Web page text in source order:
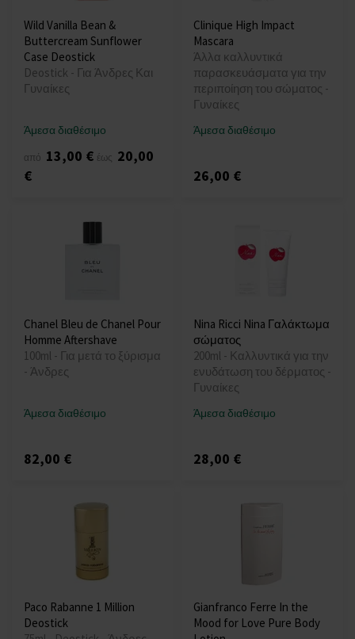
Wild Vanilla Bean &
Buttercream Sunflower
Case Deostick
Deostick - Για Άνδρες Και
Γυναίκες
Άμεσα διαθέσιμο
από 13,00 € έως 20,00
€
Clinique High Impact
Mascara
Άλλα καλλυντικά
παρασκευάσματα για την
περιποίηση του σώματος -
Γυναίκες
Άμεσα διαθέσιμο
26,00 €
Chanel Bleu de Chanel Pour
Homme Aftershave
100ml - Για μετά το ξύρισμα
- Άνδρες
Άμεσα διαθέσιμο
82,00 €
Nina Ricci Nina Γαλάκτωμα
σώματος
200ml - Καλλυντικά για την
ενυδάτωση του δέρματος -
Γυναίκες
Άμεσα διαθέσιμο
28,00 €
Paco Rabanne 1 Million
Deostick
Gianfranco Ferre In the
Mood for Love Pure Body